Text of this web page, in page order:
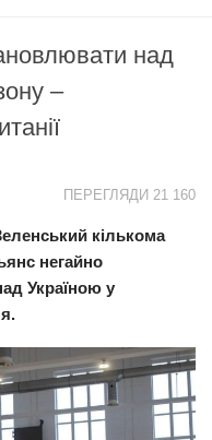
над
–
ПЕРЕГЛЯДИ 21 160
кількома
негайно
Україною у